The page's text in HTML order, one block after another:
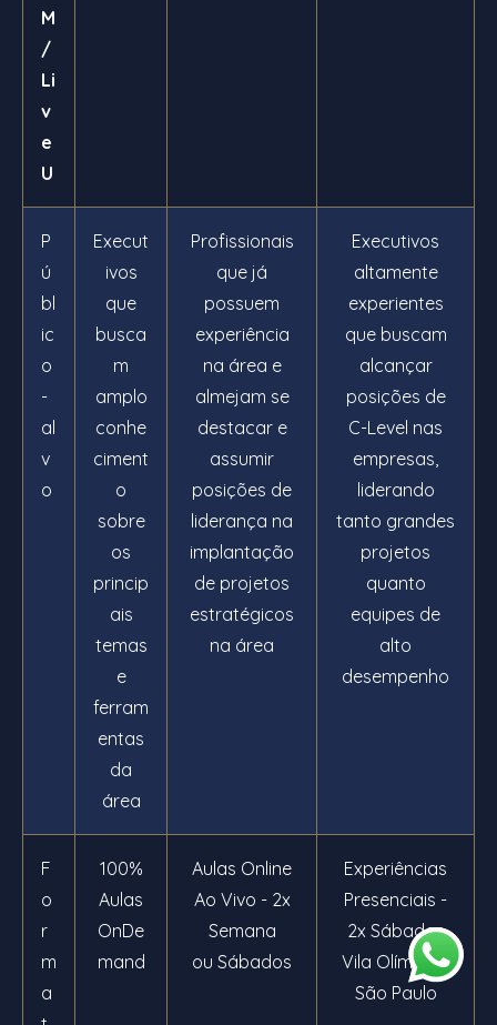
M
/
Li
v
e
U
P
ú
bl
ic
o
-
al
v
o
Execut
ivos
que
busca
m
amplo
conhe
ciment
o
sobre
os
princip
ais
temas
e
ferram
entas
da
área
Profissionais
que já
possuem
experiência
na área e
almejam se
destacar e
assumir
posições de
liderança na
implantação
de projetos
estratégicos
na área
Executivos
altamente
experientes
que buscam
alcançar
posições de
C-Level nas
empresas,
liderando
tanto grandes
projetos
quanto
equipes de
alto
desempenho
F
o
r
m
a
100%
Aulas
OnDe
mand
Aulas Online
Ao Vivo - 2x
Semana
ou Sábados
Experiências
Presenciais -
2x Sábados
Vila Olímpia -
São Paulo